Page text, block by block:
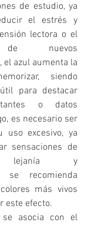
de estudio, ya
el estrés y
lectora o el
de nuevos
el azul aumenta la
siendo
para destacar
o datos
es necesario ser
uso excesivo, ya
sensaciones de
lejanía y
se recomienda
más vivos
este efecto.
asocia con el